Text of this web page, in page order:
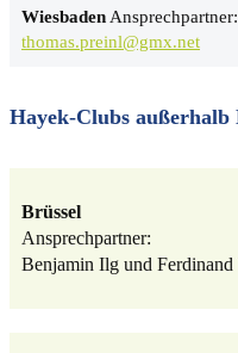
Wiesbaden
thomas.preinl@gmx.net
Hayek-Clubs außerhalb
Brüssel
Ansprechpartner:
Benjamin Ilg und Ferdinand